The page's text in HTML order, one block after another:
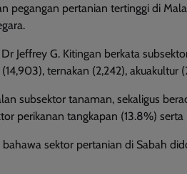
pegangan pertanian tertinggi di
Jeffrey G. Kitingan berkata
ternakan (2,242), akuakultur
subsektor tanaman, sekaligus
perikanan tangkapan (13.8%)
sektor pertanian di Sabah